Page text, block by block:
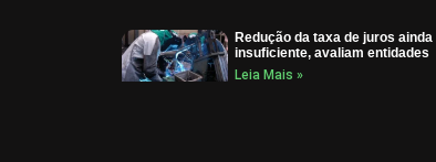
Redução da taxa de juros ainda
insuficiente, avaliam entidades
Leia Mais »